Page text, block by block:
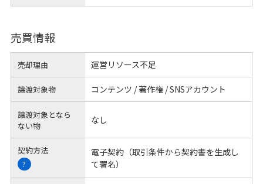
売買情報
売却理由 運営リソース不足
譲渡対象物 コンテンツ / 著作権 / SNSアカウント
譲渡対象となら
ない物
なし
契約方法
?
電子契約（取引条件から契約書を生成し
て署名）